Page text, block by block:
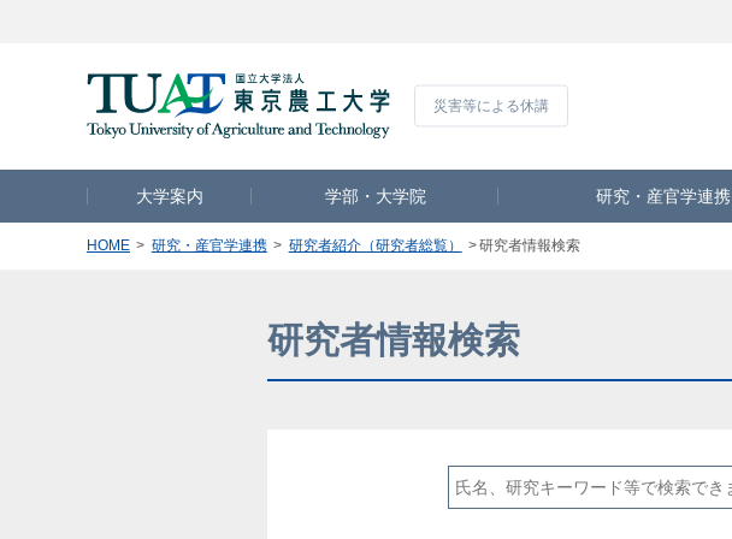
災害等による休講
大学案内 学部・大学院 研究・産官学連携
HOME 研究・産官学連携 研究者紹介（研究者総覧） 研究者情報検索
研究者情報検索